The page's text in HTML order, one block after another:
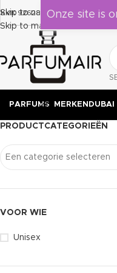
Skip to navigation
Skip to main content
KVK 92628524
Laat je verrassen door
PARFUMS MERKEN DUBAI
PRODUCTCATEGORIEËN
Een categorie selecteren
VOOR WIE
Unisex
Onze site is